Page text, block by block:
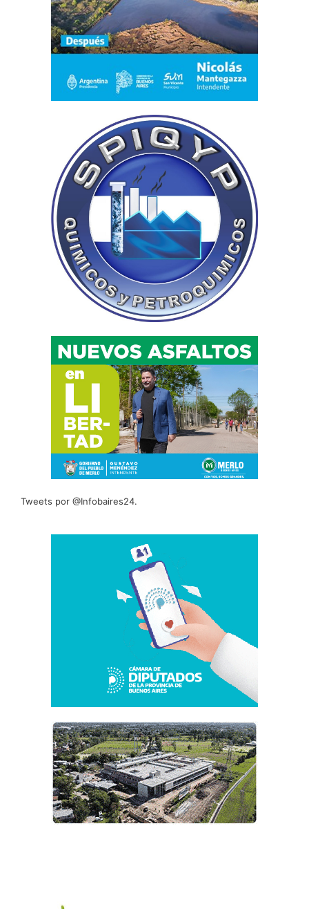
Tweets por @Infobaires24.